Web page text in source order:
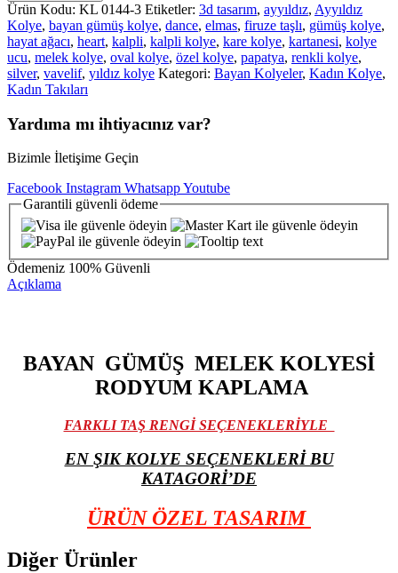
Ürün Kodu: KL 0144-3 Etiketler: 3d tasarım, ayyıldız, Ayyıldız
Kolye, bayan gümüş kolye, dance, elmas, firuze taşlı, gümüş kolye,
hayat ağacı, heart, kalpli, kalpli kolye, kare kolye, kartanesi, kolye
ucu, melek kolye, oval kolye, özel kolye, papatya, renkli kolye,
silver, vavelif, yıldız kolye Kategori: Bayan Kolyeler, Kadın Kolye,
Kadın Takıları
Yardıma mı ihtiyacınız var?
Bizimle İletişime Geçin
Facebook Instagram WhatsappYoutube
Garantili güvenli ödeme
Ödemeniz 100% Güvenli
Açıklama
BAYAN GÜMÜŞ MELEK KOLYESİ
RODYUM KAPLAMA
FARKLI TAŞ RENGİ SEÇENEKLERİYLE
EN ŞIK KOLYE SEÇENEKLERİ BU
KATAGORİ’DE
ÜRÜN ÖZEL TASARIM
Diğer Ürünler